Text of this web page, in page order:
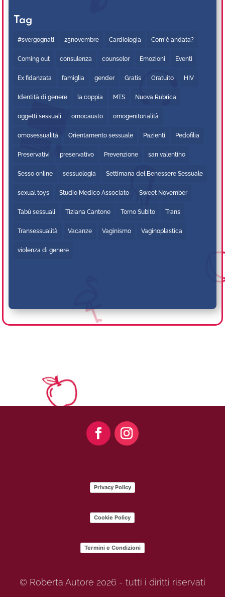
Tag
#svergognati 25novembre Cardiologia Com'è andata?
Coming out consulenza counselor Emozioni Eventi
Ex fidanzata famiglia gender Gratis Gratuito HIV
Identità di genere la coppia MTS Nuova Rubrica
oggetti sessuali omocausto omogenitorialità
omosessualità Orientamento sessuale Pazienti Pedofilia
Preservativi preservativo Prevenzione san valentino
Sesso online sessuologia Settimana del Benessere Sessuale
sexual toys Studio Medico Associato Sweet November
Tabù sessuali Tiziana Cantone Torno Subito Trans
Transessualità Vacanze Vaginismo Vaginoplastica
violenza di genere
Privacy Policy
Cookie Policy
Termini e Condizioni
© Roberta Autore 2026 - tutti i diritti riservati